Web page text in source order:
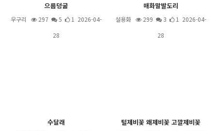
으름덩굴
우구리 297 5
1 2026-04-
28
매화말발도리
설용화 299 3
1 2026-04-
28
수달래 털제비꽃 왜제비꽃 고깔제비꽃